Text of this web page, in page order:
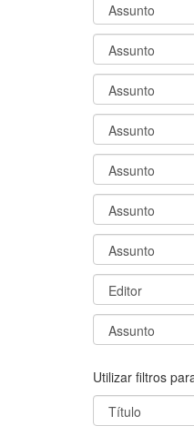
Utilizar filtros